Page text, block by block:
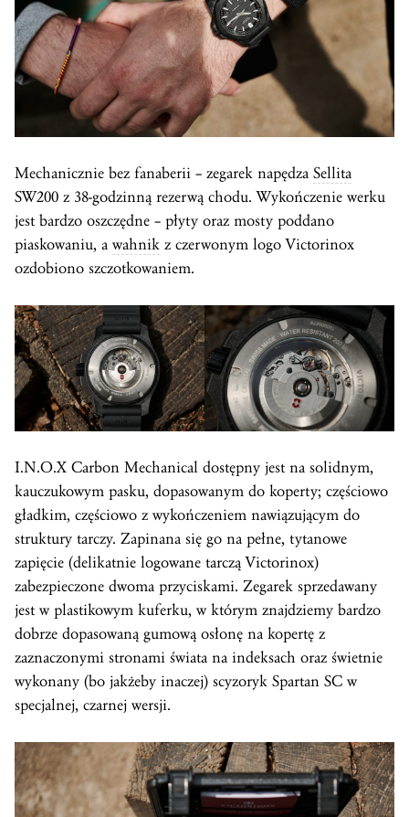
Mechanicznie bez fanaberii – zegarek napędza Sellita
SW200 z 38-godzinną rezerwą chodu. Wykończenie werku
jest bardzo oszczędne – płyty oraz mosty poddano
piaskowaniu, a wahnik z czerwonym logo Victorinox
ozdobiono szczotkowaniem.
I.N.O.X Carbon Mechanical dostępny jest na solidnym,
kauczukowym pasku, dopasowanym do koperty; częściowo
gładkim, częściowo z wykończeniem nawiązującym do
struktury tarczy. Zapinana się go na pełne, tytanowe
zapięcie (delikatnie logowane tarczą Victorinox)
zabezpieczone dwoma przyciskami. Zegarek sprzedawany
jest w plastikowym kuferku, w którym znajdziemy bardzo
dobrze dopasowaną gumową osłonę na kopertę z
zaznaczonymi stronami świata na indeksach oraz świetnie
wykonany (bo jakżeby inaczej) scyzoryk Spartan SC w
specjalnej, czarnej wersji.